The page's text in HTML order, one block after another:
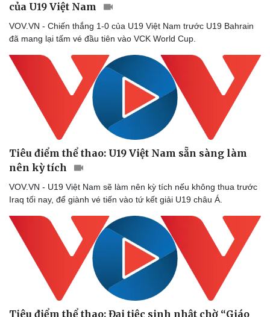
Doanh nghiệp
Thông tin doanh nghiệp
Doanh nghiệp 24h
Vì cộng đồng
Sành điệu
Tin Công nghệ
Chuyển đổi số
của U19 Việt Nam
VOV.VN - Chiến thắng 1-0 của U19 Việt Nam trước U19 Bahrain
đã mang lại tấm vé đầu tiên vào VCK World Cup.
Tiêu điểm thể thao: U19 Việt Nam sẵn sàng làm
nên kỳ tích
VOV.VN - U19 Việt Nam sẽ làm nên kỳ tích nếu không thua trước
Iraq tối nay, để giành vé tiến vào tứ kết giải U19 châu Á.
Tiêu điểm thể thao: Đại tiệc sinh nhật chờ “Giáo